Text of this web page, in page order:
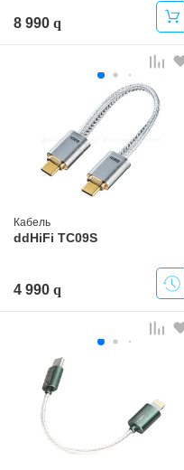
8 990
Кабель
ddHiFi TC09S
4 990